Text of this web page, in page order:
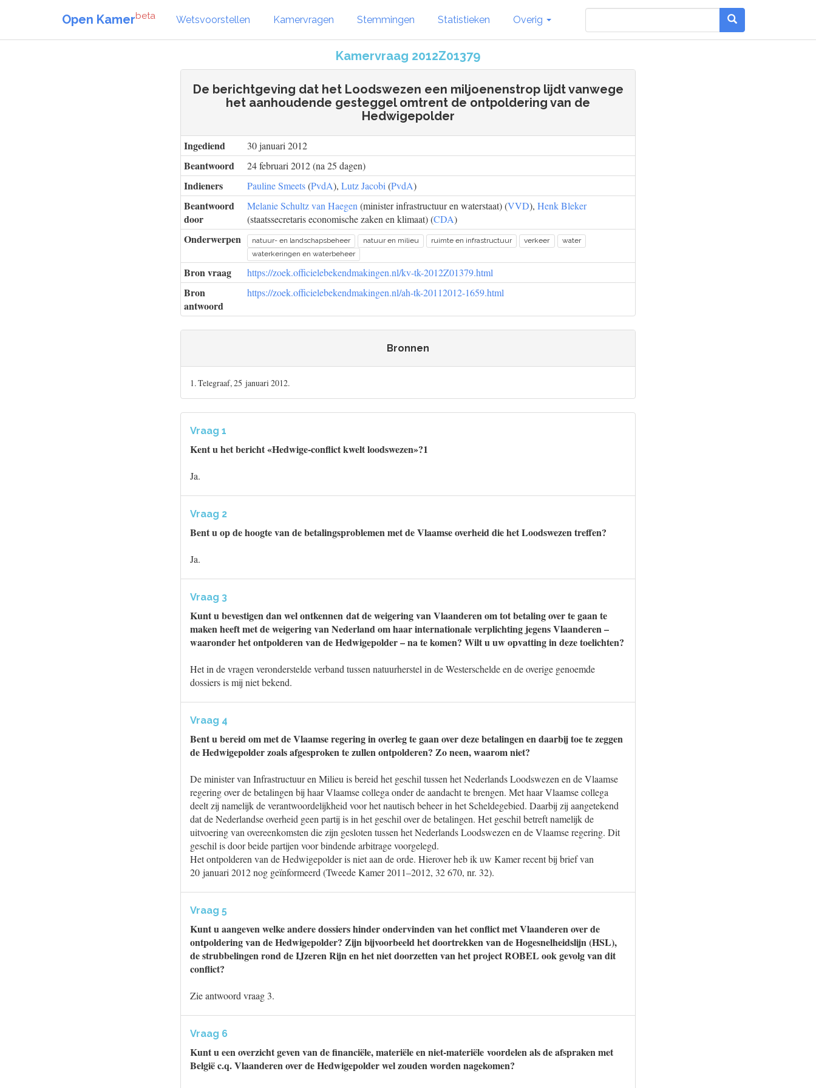
Open Kamerbeta Wetsvoorstellen Kamervragen Stemmingen Statistieken Overig
Kamervraag 2012Z01379
De berichtgeving dat het Loodswezen een miljoenenstrop lijdt vanwege
het aanhoudende gesteggel omtrent de ontpoldering van de
Hedwigepolder
Ingediend 30 januari 2012
Beantwoord 24 februari 2012 (na 25 dagen)
Indieners Pauline Smeets(PvdA), Lutz Jacobi (PvdA)
Beantwoord
door
Melanie Schultz van Haegen (minister infrastructuur en waterstaat) (VVD), Henk Bleker
(staatssecretaris economische zaken en klimaat) (CDA)
Onderwerpen natuur- en landschapsbeheer natuur en milieu ruimte en infrastructuur verkeer
water
waterkeringen en waterbeheer
Bron vraag https://zoek.officielebekendmakingen.nl/kv-tk-2012Z01379.html
Bron
antwoord
https://zoek.officielebekendmakingen.nl/ah-tk-20112012-1659.html
Bronnen
1. Telegraaf, 25 januari 2012.
Vraag 1
Kent u het bericht «Hedwige-conflict kwelt loodswezen»?1
Ja.
Vraag 2
Bent u op de hoogte van de betalingsproblemen met de Vlaamse overheid die het Loodswezen treffen?
Ja.
Vraag 3
Kunt u bevestigen dan wel ontkennen dat de weigering van Vlaanderen om tot betaling over te gaan te
maken heeft met de weigering van Nederland om haar internationale verplichting jegens Vlaanderen –
waaronder het ontpolderen van de Hedwigepolder – na te komen? Wilt u uw opvatting in deze toelichten?
Het in de vragen veronderstelde verband tussen natuurherstel in de Westerschelde en de overige genoemde
dossiers is mij niet bekend.
Vraag 4
Bent u bereid om met de Vlaamse regering in overleg te gaan over deze betalingen en daarbij toe te zeggen
de Hedwigepolder zoals afgesproken te zullen ontpolderen? Zo neen, waarom niet?
De minister van Infrastructuur en Milieu is bereid het geschil tussen het Nederlands Loodswezen en de Vlaamse
regering over de betalingen bij haar Vlaamse collega onder de aandacht te brengen. Met haar Vlaamse collega
deelt zij namelijk de verantwoordelijkheid voor het nautisch beheer in het Scheldegebied. Daarbij zij aangetekend
dat de Nederlandse overheid geen partij is in het geschil over de betalingen. Het geschil betreft namelijk de
uitvoering van overeenkomsten die zijn gesloten tussen het Nederlands Loodswezen en de Vlaamse regering. Dit
geschil is door beide partijen voor bindende arbitrage voorgelegd.
Het ontpolderen van de Hedwigepolder is niet aan de orde. Hierover heb ik uw Kamer recent bij brief van
20 januari 2012 nog geïnformeerd (Tweede Kamer 2011–2012, 32 670, nr. 32).
Vraag 5
Kunt u aangeven welke andere dossiers hinder ondervinden van het conflict met Vlaanderen over de
ontpoldering van de Hedwigepolder? Zijn bijvoorbeeld het doortrekken van de Hogesnelheidslijn (HSL),
de strubbelingen rond de IJzeren Rijn en het niet doorzetten van het project ROBEL ook gevolg van dit
conflict?
Zie antwoord vraag 3.
Vraag 6
Kunt u een overzicht geven van de financiële, materiële en niet-materiële voordelen als de afspraken met
België c.q. Vlaanderen over de Hedwigepolder wel zouden worden nagekomen?